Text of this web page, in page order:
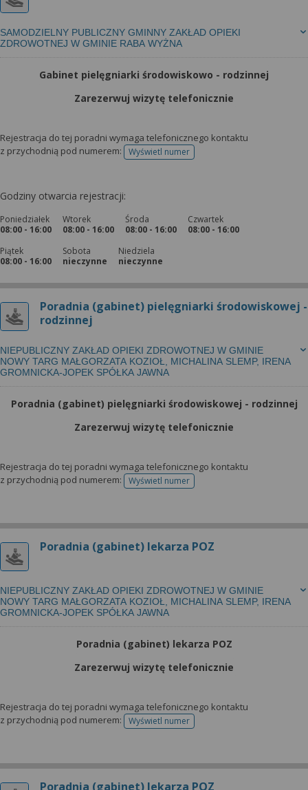
SAMODZIELNY PUBLICZNY GMINNY ZAKŁAD OPIEKI
ZDROWOTNEJ W GMINIE RABA WYŻNA
Gabinet pielęgniarki środowiskowo - rodzinnej
Zarezerwuj wizytę telefonicznie
Rejestracja do tej poradni wymaga telefonicznego kontaktu
z przychodnią pod numerem:
Wyświetl numertelefonu do rejestracji
Godziny otwarcia rejestracji:
Poniedziałek
08:00 - 16:00
Wtorek
08:00 - 16:00
Środa
08:00 - 16:00
Czwartek
08:00 - 16:00
Piątek
08:00 - 16:00
Sobota
nieczynne
Niedziela
nieczynne
Poradnia (gabinet) pielęgniarki środowiskowej -
rodzinnej
NIEPUBLICZNY ZAKŁAD OPIEKI ZDROWOTNEJ W GMINIE
NOWY TARG MAŁGORZATA KOZIOŁ, MICHALINA SLEMP, IRENA
GROMNICKA-JOPEK SPÓŁKA JAWNA
Poradnia (gabinet) pielęgniarki środowiskowej - rodzinnej
Zarezerwuj wizytę telefonicznie
Rejestracja do tej poradni wymaga telefonicznego kontaktu
z przychodnią pod numerem:
Wyświetl numertelefonu do rejestracji
Poradnia (gabinet) lekarza POZ
NIEPUBLICZNY ZAKŁAD OPIEKI ZDROWOTNEJ W GMINIE
NOWY TARG MAŁGORZATA KOZIOŁ, MICHALINA SLEMP, IRENA
GROMNICKA-JOPEK SPÓŁKA JAWNA
Poradnia (gabinet) lekarza POZ
Zarezerwuj wizytę telefonicznie
Rejestracja do tej poradni wymaga telefonicznego kontaktu
z przychodnią pod numerem:
Wyświetl numertelefonu do rejestracji
Poradnia (gabinet) lekarza POZ